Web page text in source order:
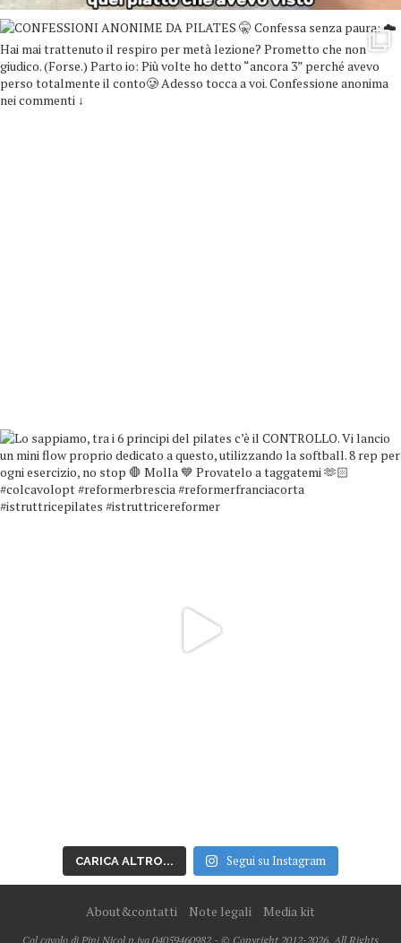
CARICA ALTRO... Segui su Instagram
About&contatti Note legali Media kit
Col cavolo di Pini Nicol p.iva 04059460982 - © Copyright 2012-2026, All Rights